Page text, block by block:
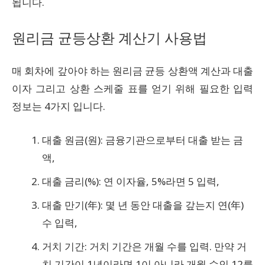
원리금 균등상환 계산기 사용법
매 회차에 갚아야 하는 원리금 균등 상환액 계산과 대출
이자 그리고 상환 스케줄 표를 얻기 위해 필요한 입력
정보는 4가지 입니다.
대출 원금(원): 금융기관으로부터 대출 받는 금
액,
대출 금리(%): 연 이자율, 5%라면 5 입력,
대출 만기(年): 몇 년 동안 대출을 갚는지 연(年)
수 입력,
거치 기간: 거치 기간은 개월 수를 입력. 만약 거